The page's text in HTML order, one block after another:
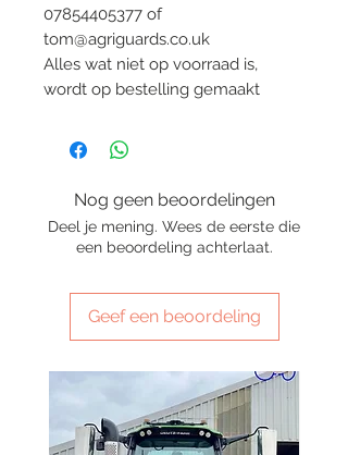
07854405377 of
tom@agriguards.co.uk
Alles wat niet op voorraad is,
wordt op bestelling gemaakt
Nog geen beoordelingen
Deel je mening. Wees de eerste die
een beoordeling achterlaat.
Geef een beoordeling